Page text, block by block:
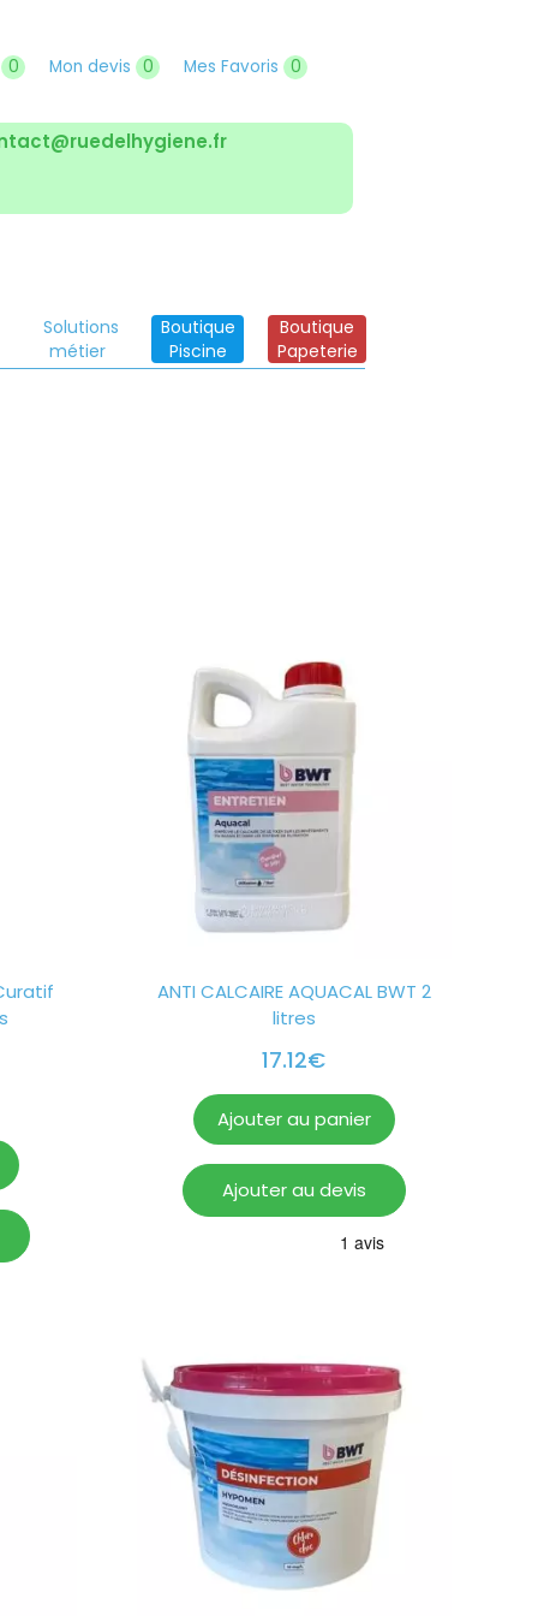
0 Mon devis 0 Mes Favoris 0
Solutions
métier
Boutique
Piscine
Boutique
Papeterie
ANTI CALCAIRE AQUACAL BWT 2
litres
17.12€
Ajouter au panier
Ajouter au devis